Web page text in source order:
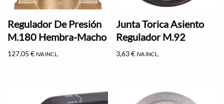
Regulador De Presión
M.180 Hembra-Macho
127,05 € IVA INCL.
Junta Torica Asiento
Regulador M.92
3,63€ IVA INCL.